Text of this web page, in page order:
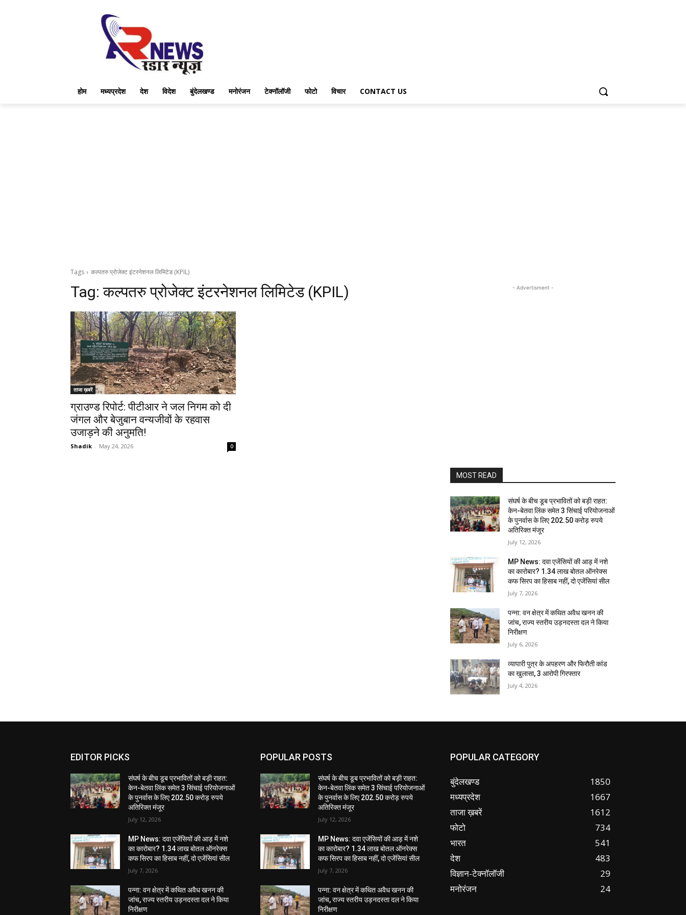
होम मध्यप्रदेश देश विदेश बुंदेलखण्ड मनोरंजन टेक्नॉलॉजी फोटो विचार CONTACT US
Tags कल्पतरु प्रोजेक्ट इंटरनेशनल लिमिटेड (KPIL)
Tag:कल्पतरु प्रोजेक्ट इंटरनेशनल लिमिटेड (KPIL)
ताजा ख़बरें
ग्राउण्ड रिपोर्ट: पीटीआर ने जल निगम को दी
जंगल और बेजुबान वन्यजीवों के रहवास
उजाड़ने की अनुमति!
Shadik - May 24, 2026 0
- Advertisment -
MOST READ
संघर्ष के बीच डूब प्रभावितों को बड़ी राहत:
केन-बेतवा लिंक समेत 3 सिंचाई परियोजनाओं
के पुनर्वास के लिए 202.50 करोड़ रुपये
अतिरिक्त मंजूर
July 12, 2026
MP News: दवा एजेंसियों की आड़ में नशे
का कारोबार? 1.34 लाख बोतल ऑनरेक्स
कफ सिरप का हिसाब नहीं, दो एजेंसियां सील
July 7, 2026
पन्ना: वन क्षेत्र में कथित अवैध खनन की
जांच, राज्य स्तरीय उड़नदस्ता दल ने किया
निरीक्षण
July 6, 2026
व्यापारी पुत्र के अपहरण और फिरौती कांड
का खुलासा, 3 आरोपी गिरफ्तार
July 4, 2026
EDITOR PICKS
संघर्ष के बीच डूब प्रभावितों को बड़ी राहत:
केन-बेतवा लिंक समेत 3 सिंचाई परियोजनाओं
के पुनर्वास के लिए 202.50 करोड़ रुपये
अतिरिक्त मंजूर
July 12, 2026
MP News: दवा एजेंसियों की आड़ में नशे
का कारोबार? 1.34 लाख बोतल ऑनरेक्स
कफ सिरप का हिसाब नहीं, दो एजेंसियां सील
July 7, 2026
पन्ना: वन क्षेत्र में कथित अवैध खनन की
जांच, राज्य स्तरीय उड़नदस्ता दल ने किया
निरीक्षण
POPULAR POSTS
संघर्ष के बीच डूब प्रभावितों को बड़ी राहत:
केन-बेतवा लिंक समेत 3 सिंचाई परियोजनाओं
के पुनर्वास के लिए 202.50 करोड़ रुपये
अतिरिक्त मंजूर
July 12, 2026
MP News: दवा एजेंसियों की आड़ में नशे
का कारोबार? 1.34 लाख बोतल ऑनरेक्स
कफ सिरप का हिसाब नहीं, दो एजेंसियां सील
July 7, 2026
पन्ना: वन क्षेत्र में कथित अवैध खनन की
जांच, राज्य स्तरीय उड़नदस्ता दल ने किया
निरीक्षण
POPULAR CATEGORY
बुंदेलखण्ड
1850
मध्यप्रदेश
1667
ताजा ख़बरें
1612
फोटो
734
भारत
541
देश
483
विज्ञान-टेक्नॉलॉजी
29
मनोरंजन
24